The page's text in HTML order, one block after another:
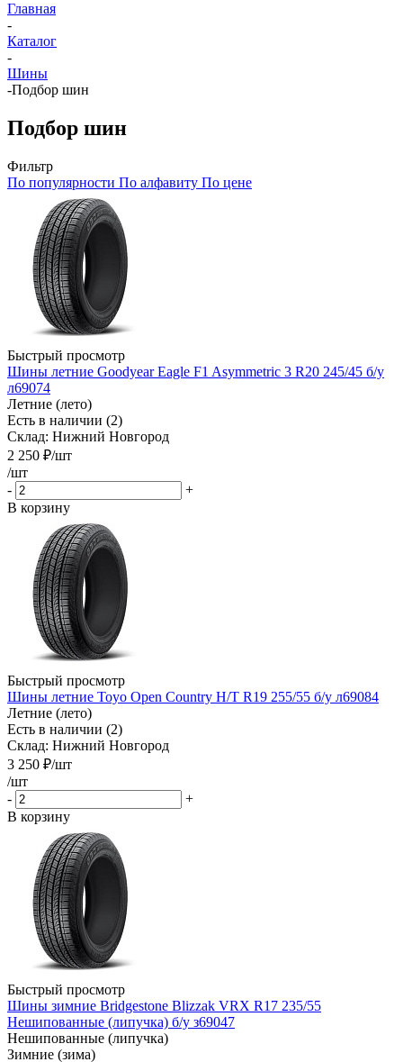
Главная
-
Каталог
-
Шины
-Подбор шин
Подбор шин
Фильтр
По популярности По алфавиту По цене
Быстрый просмотр
Шины летние Goodyear Eagle F1 Asymmetric 3 R20 245/45 б/у
л69074
Летние (лето)
Есть в наличии (2)
Склад: Нижний Новгород
2 250 ₽/шт
/шт
-
+
В корзину
Быстрый просмотр
Шины летние Toyo Open Country H/T R19 255/55 б/у л69084
Летние (лето)
Есть в наличии (2)
Склад: Нижний Новгород
3 250 ₽/шт
/шт
-
+
В корзину
Быстрый просмотр
Шины зимние Bridgestone Blizzak VRX R17 235/55
Нешипованные (липучка) б/у з69047
Нешипованные (липучка)
Зимние (зима)